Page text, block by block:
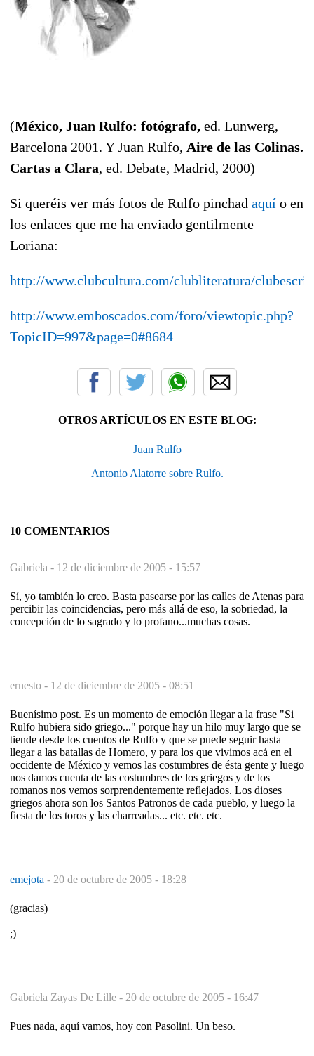
(México, Juan Rulfo: fotógrafo, ed. Lunwerg,
Barcelona 2001. Y Juan Rulfo, Aire de las Colinas.
Cartas a Clara, ed. Debate, Madrid, 2000)
Si queréis ver más fotos de Rulfo pinchad aquí o en
los enlaces que me ha enviado gentilmente
Loriana:
http://www.clubcultura.com/clubliteratura/
http://www.emboscados.com/foro/viewtopic.php?
TopicID=997&page=0#8684
OTROS ARTÍCULOS EN ESTE BLOG:
Juan Rulfo
Antonio Alatorre sobre Rulfo.
10 COMENTARIOS
Gabriela - 12 de diciembre de 2005 - 15:57
Sí, yo también lo creo. Basta pasearse por las calles de Atenas para
percibir las coincidencias, pero más allá de eso, la sobriedad, la
concepción de lo sagrado y lo profano...muchas cosas.
ernesto - 12 de diciembre de 2005 - 08:51
Buenísimo post. Es un momento de emoción llegar a la frase "Si
Rulfo hubiera sido griego..." porque hay un hilo muy largo que se
tiende desde los cuentos de Rulfo y que se puede seguir hasta
llegar a las batallas de Homero, y para los que vivimos acá en el
occidente de México y vemos las costumbres de ésta gente y luego
nos damos cuenta de las costumbres de los griegos y de los
romanos nos vemos sorprendentemente reflejados. Los dioses
griegos ahora son los Santos Patronos de cada pueblo, y luego la
fiesta de los toros y las charreadas... etc. etc. etc.
emejota - 20 de octubre de 2005 - 18:28
(gracias)
;)
Gabriela Zayas De Lille - 20 de octubre de 2005 - 16:47
Pues nada, aquí vamos, hoy con Pasolini. Un beso.